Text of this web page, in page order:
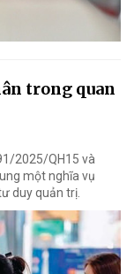
trong quan
2025/QH15 và
một nghĩa vụ
duy quản trị.